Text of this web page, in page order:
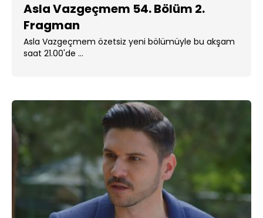
Asla Vazgeçmem 54. Bölüm 2.
Fragman
Asla Vazgeçmem özetsiz yeni bölümüyle bu akşam
saat 21.00'de ...